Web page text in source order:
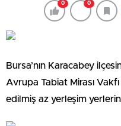
0 0
Bursa’nın Karacabey
Avrupa Tabiat Mirası
edilmiş az yerleşim